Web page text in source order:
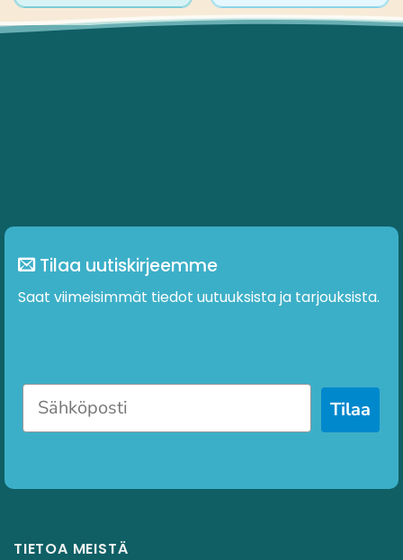
Tilaa uutiskirjeemme
Saat viimeisimmät tiedot uutuuksista ja tarjouksista.
Tilaa
TIETOA MEISTÄ